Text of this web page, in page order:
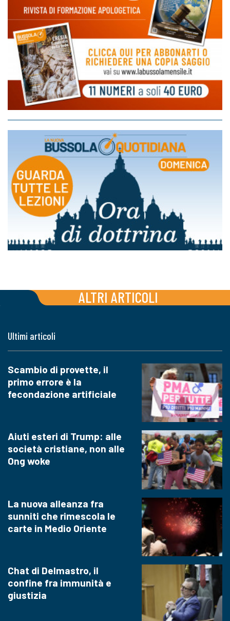
ALTRI ARTICOLI
Ultimi articoli
Scambio di provette, il
primo errore è la
fecondazione artificiale
Aiuti esteri di Trump: alle
società cristiane, non alle
Ong woke
La nuova alleanza fra
sunniti che rimescola le
carte in Medio Oriente
Chat di Delmastro, il
confine fra immunità e
giustizia